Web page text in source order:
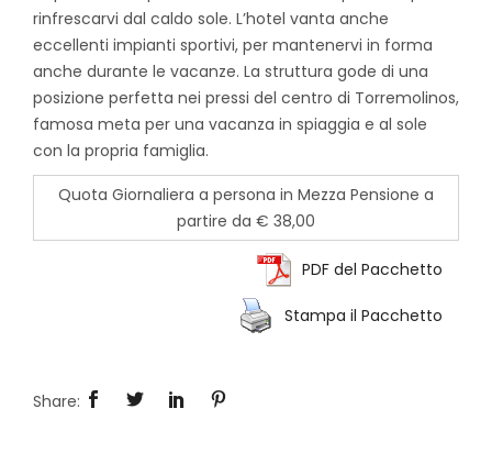
rinfrescarvi dal caldo sole. L’hotel vanta anche
eccellenti impianti sportivi, per mantenervi in forma
anche durante le vacanze. La struttura gode di una
posizione perfetta nei pressi del centro di Torremolinos,
famosa meta per una vacanza in spiaggia e al sole
con la propria famiglia.
Quota Giornaliera a persona in Mezza Pensione a
partire da € 38,00
PDF del Pacchetto
Stampa il Pacchetto